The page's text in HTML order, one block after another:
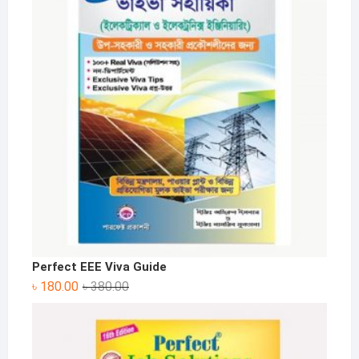
Perfect EEE Viva Guide
৳380.00Original
was:
৳ 380.00.
৳ 180.00
Current
is:
৳ 180.00.